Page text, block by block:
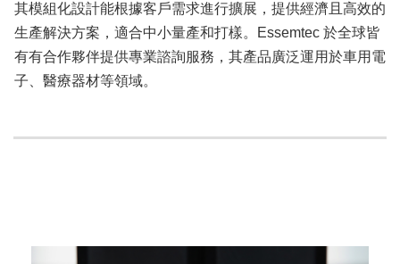
其模組化設計能根據客戶需求進行擴展，提供經濟且高效的
生產解決方案，適合中小量產和打樣。Essemtec 於全球皆
有有合作夥伴提供專業諮詢服務，其產品廣泛運用於車用電
子、醫療器材等領域。